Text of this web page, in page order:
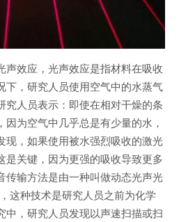
效应，光声效应是指材料在吸收
下，研究人员使用空气中的水蒸气
究人员表示：即使在相对干燥的条
为空气中几乎总是有少量的水，
现，如果使用被水强烈吸收的激光
是关键，因为更强的吸收导致更多
传输方法是由一种叫做动态光声光
这种技术是研究人员之前为化学
中，研究人员发现以声速扫描或扫